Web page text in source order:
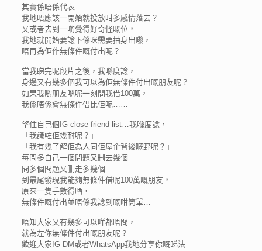
其實係唔係代表
我地唔應該一開始就投放咁多感情落去？
又或者去到一啲覺得好奇怪嘅位，
我地就開始要諗下係咪需要抽身出嚟，
唔再為佢作無條件嘅付出呢？
當我睇完呢段片之後，我喺度諗，
身邊又有幾多個我可以為佢無條件付出嘅朋友呢？
如果我啲朋友喺呢一刻問我借100萬，
我係唔係會無條件借比佢呢……
望住自己個IG close friend list…我喺度諗，
「我識咗佢幾耐呢？」
「我有幾了解佢為人同佢屋企背後嘅野呢？」
每問多自己一個問題又删去幾個…
問多個問題又删走多幾個…
到最尾發現我能夠無條件借呢100萬嘅朋友，
原來一隻手數得哂，
無條件嘅付出並唔係我諗到嘅咁簡單…
唔知大家又有幾多可以咩都唔問，
就為左你無條件付出嘅朋友呢？
歡迎大家IG DM或者WhatsApp我地分享你嘅睇法